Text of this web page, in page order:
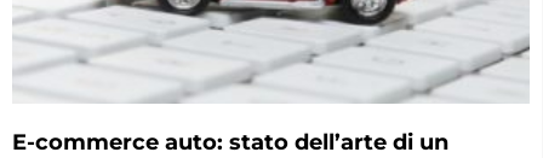
E-commerce auto: stato dell’arte di un